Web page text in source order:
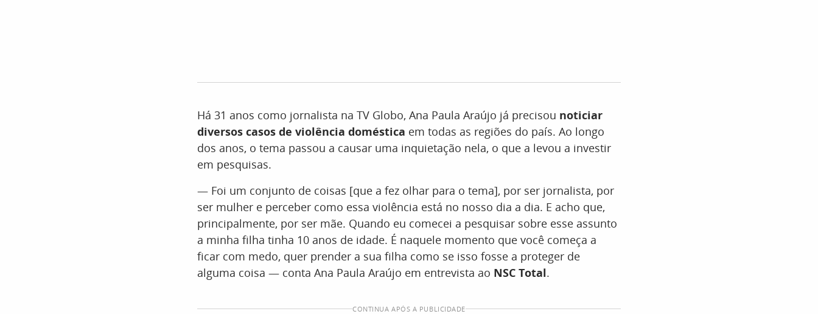
Há 31 anos como jornalista na TV Globo, Ana Paula Araújo já precisou noticiar
diversos casos de violência doméstica em todas as regiões do país. Ao longo
dos anos, o tema passou a causar uma inquietação nela, o que a levou a investir
em pesquisas.
— Foi um conjunto de coisas [que a fez olhar para o tema], por ser jornalista, por
ser mulher e perceber como essa violência está no nosso dia a dia. E acho que,
principalmente, por ser mãe. Quando eu comecei a pesquisar sobre esse assunto
a minha filha tinha 10 anos de idade. É naquele momento que você começa a
ficar com medo, quer prender a sua filha como se isso fosse a proteger de
alguma coisa — conta Ana Paula Araújo em entrevista ao NSC Total.
CONTINUA APÓS A PUBLICIDADE